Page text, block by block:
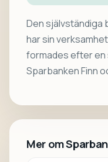
Den självständiga
har sin
formades efter en
Sparbanken Finn
Mer om